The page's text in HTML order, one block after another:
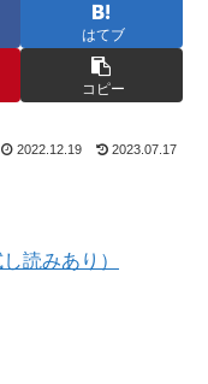
はてブ
コピー
2022.12.19 2023.07.17
読みあり）